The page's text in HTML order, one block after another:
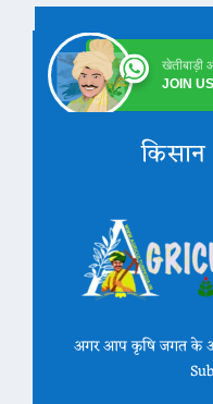
खेतीबाड़ी
JOIN US
अगर आप कृषि जगत के